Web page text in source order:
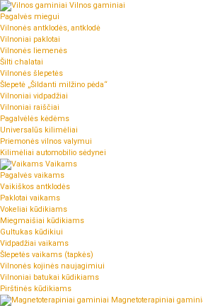
Vilnos gaminiai
Pagalvės miegui
Vilnonės antklodės, antklodė
Vilnoniai paklotai
Vilnonės liemenės
Šilti chalatai
Vilnonės šlepetės
Šlepetė „Šildanti milžino pėda“
Vilnoniai vidpadžiai
Vilnoniai raiščiai
Pagalvėlės kėdėms
Universalūs kilimėliai
Priemonės vilnos valymui
Kilimėliai automobilio sėdynei
Vaikams
Pagalvės vaikams
Vaikiškos antklodės
Paklotai vaikams
Vokeliai kūdikiams
Miegmaišiai kūdikiams
Gultukas kūdikiui
Vidpadžiai vaikams
Šlepetės vaikams (tapkės)
Vilnonės kojinės naujagimiui
Vilnoniai batukai kūdikiams
Pirštinės kūdikiams
Magnetoterapiniai